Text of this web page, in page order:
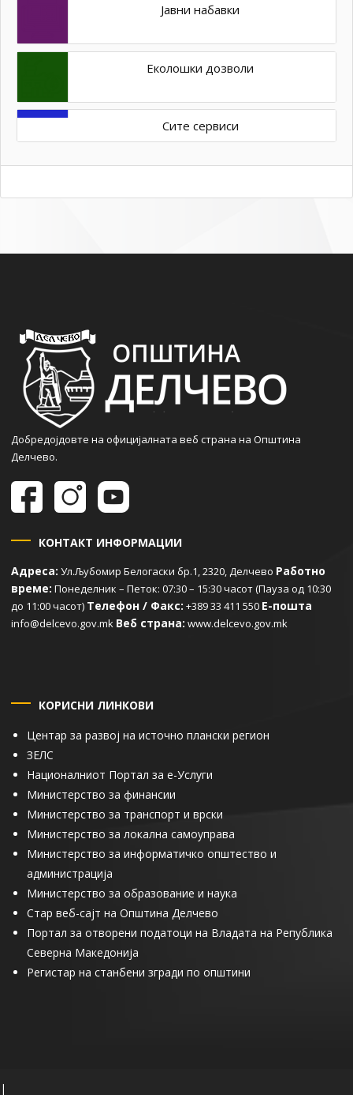
Јавни набавки
Еколошки дозволи
Сите сервиси
Добредојдовте на официјалната веб страна на Општина
Делчево.
КОНТАКТ ИНФОРМАЦИИ
Адреса: Ул.Љубомир Белогаски бр.1, 2320, Делчево Работно
време: Понеделник – Петок: 07:30 – 15:30 часот (Пауза од 10:30
до 11:00 часот) Телефон / Факс: +389 33 411 550 Е-пошта
info@delcevo.gov.mk Веб страна: www.delcevo.gov.mk
КОРИСНИ ЛИНКОВИ
Центар за развој на источно плански регион
ЗЕЛС
Националниот Портал за е-Услуги
Министерство за финансии
Министерство за транспорт и врски
Министерство за локална самоуправа
Министерство за информатичко општество и
администрација
Министерство за образование и наука
Стар веб-сајт на Општина Делчево
Портал за отворени податоци на Владата на Република
Северна Македонија
Регистар на станбени згради по општини
|